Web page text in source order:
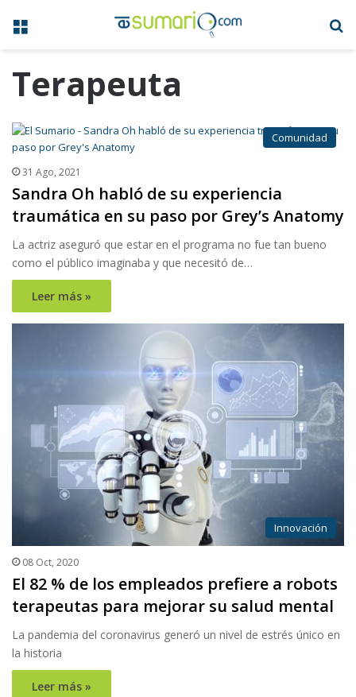
Menú
Terapeuta
Comunidad
31 Ago, 2021
Sandra Oh habló de su experiencia
traumática en su paso por Grey’s Anatomy
La actriz aseguró que estar en el programa no fue tan bueno
como el público imaginaba y que necesitó de…
Leer más »
Innovación
08 Oct, 2020
El 82 % de los empleados prefiere a robots
terapeutas para mejorar su salud mental
La pandemia del coronavirus generó un nivel de estrés único en
la historia
Leer más »